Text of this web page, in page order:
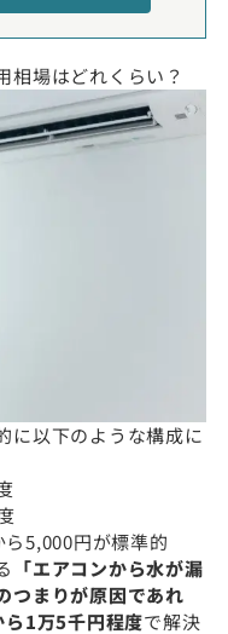
相場はどれくらい？
に以下のような構成に
5,000円が標準的
「エアコンから水が漏
つまりが原因であれ
1万5千円程度で解決